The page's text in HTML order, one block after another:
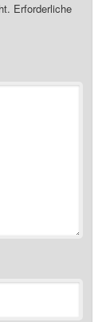
Erforderliche